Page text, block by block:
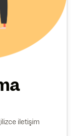
iletişim